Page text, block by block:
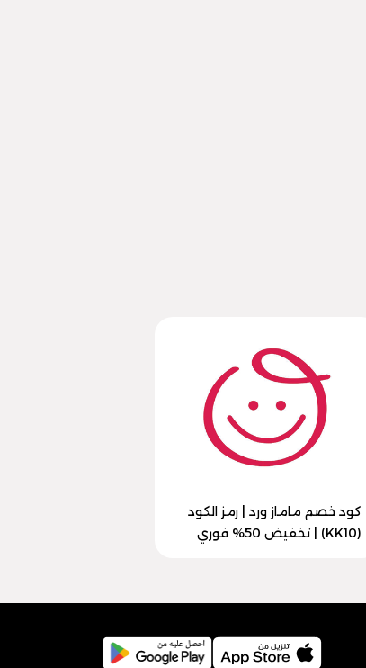
كود خصم ماماز ورد | رمز الكود
(KK10) | تخفيض 50% فوري